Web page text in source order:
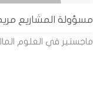
مسؤولة المشاريع
ماجستير في العلوم